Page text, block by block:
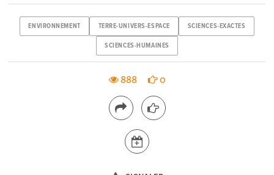
ENVIRONNEMENT TERRE-UNIVERS-ESPACE SCIENCES-EXACTES
SCIENCES-HUMAINES
888 0